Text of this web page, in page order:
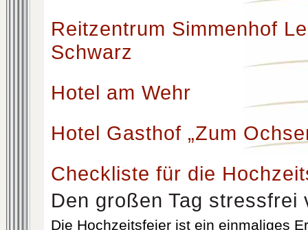
Reitzentrum Simmenhof
Schwarz
Hotel am Wehr
Hotel Gasthof „Zum
Checkliste für die
Den großen Tag stressfrei
Die Hochzeitsfeier ist ein einmaliges